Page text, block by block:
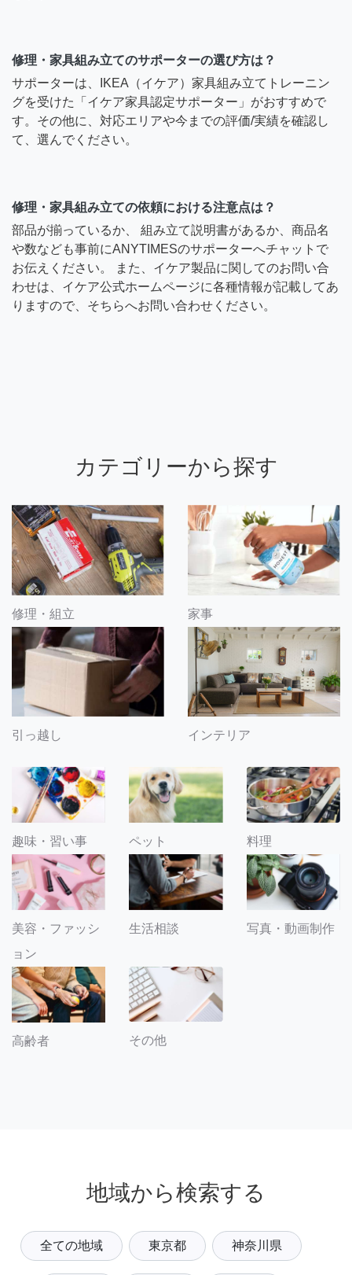
修理・家具組み立てのサポーターの選び方は？
サポーターは、IKEA（イケア）家具組み立てトレーニン
グを受けた「イケア家具認定サポーター」がおすすめで
す。その他に、対応エリアや今までの評価/実績を確認し
て、選んでください。
修理・家具組み立ての依頼における注意点は？
部品が揃っているか、 組み立て説明書があるか、商品名
や数なども事前にANYTIMESのサポーターへチャットで
お伝えください。 また、イケア製品に関してのお問い合
わせは、イケア公式ホームページに各種情報が記載してあ
りますので、そちらへお問い合わせください。
カテゴリーから探す
修理・組立 家事
引っ越し インテリア
趣味・習い事 ペット 料理
美容・ファッシ
ョン
生活相談 写真・動画制作
高齢者 その他
地域から検索する
全ての地域 東京都 神奈川県